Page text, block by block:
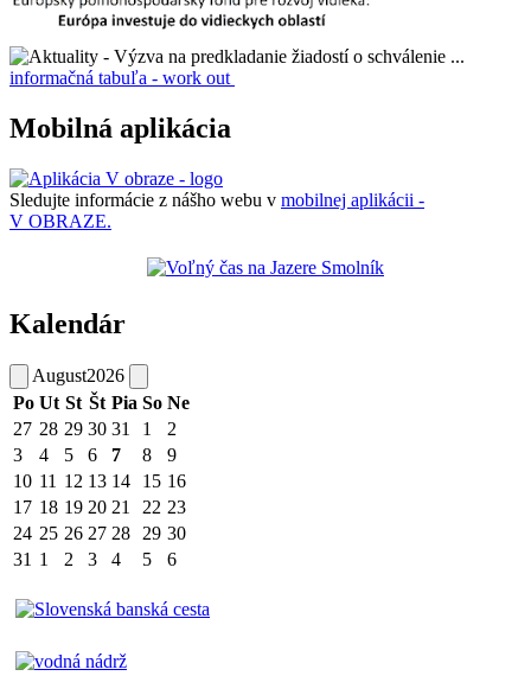
informačná tabuľa - work out
Mobilná aplikácia
Sledujte informácie z nášho webu v mobilnej aplikácii -
V OBRAZE.
Kalendár
August2026
Po Ut St Št Pia So Ne
27 28 29 30 31 1
2
3
4 5 6 7 8
9
10 11 12 13 14 15 16
17 18 19 20 21 22 23
24 25 26 27 28 29 30
31 1 2 3 4 5 6